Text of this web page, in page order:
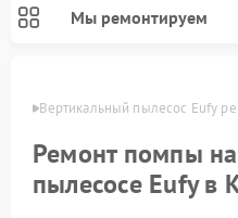
Мы ремонтируем
Вертикальный пылесос Eufy
Ремонт помпы
пылесосе Eufy в